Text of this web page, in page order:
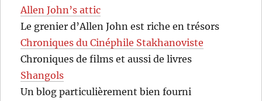
Allen John’s attic
Le grenier d’Allen John est riche en trésors
Chroniques du Cinéphile Stakhanoviste
Chroniques de films et aussi de livres
Shangols
Un blog particulièrement bien fourni